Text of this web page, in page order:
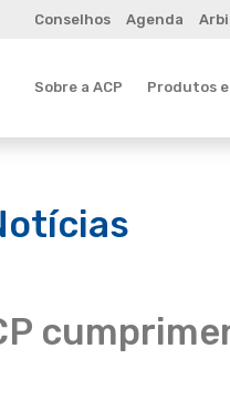
Conselhos Agenda
Sobre a ACP Produtos